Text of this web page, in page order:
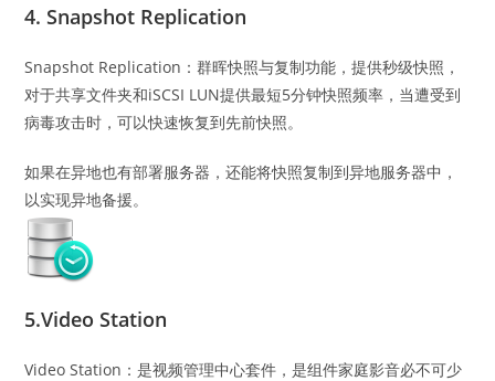
4. Snapshot Replication
Snapshot Replication：群晖快照与复制功能，提供秒级快照，
对于共享文件夹和iSCSI LUN提供最短5分钟快照频率，当遭受到
病毒攻击时，可以快速恢复到先前快照。
如果在异地也有部署服务器，还能将快照复制到异地服务器中，
以实现异地备援。
5.Video Station
Video Station：是视频管理中心套件，是组件家庭影音必不可少